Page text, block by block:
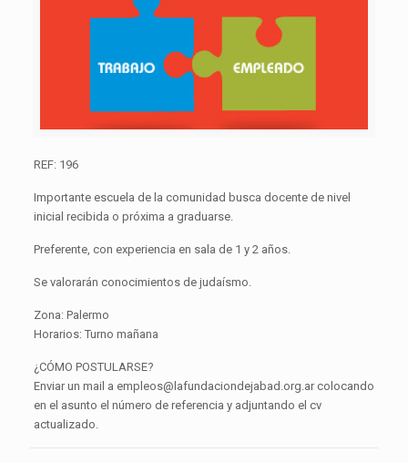
REF: 196
Importante escuela de la comunidad busca docente de nivel
inicial recibida o próxima a graduarse.
Preferente, con experiencia en sala de 1 y 2 años.
Se valorarán conocimientos de judaísmo.
Zona: Palermo
Horarios: Turno mañana
¿CÓMO POSTULARSE?
Enviar un mail a empleos@lafundaciondejabad.org.ar colocando
en el asunto el número de referencia y adjuntando el cv
actualizado.